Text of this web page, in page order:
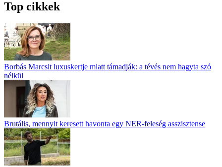
Top cikkek
Borbás Marcsit luxuskertje miatt támadják: a tévés nem hagyta szó
nélkül
Brutális, mennyit keresett havonta egy NER-feleség asszisztense